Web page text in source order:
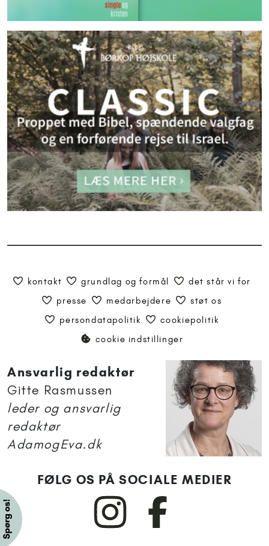
kontakt grundlag og formål
det står vi for
presse
medarbejdere
støt os
persondatapolitik
cookiepolitik
cookie indstillinger
Ansvarlig redaktør
Gitte Rasmussen
leder og ansvarlig
redaktør
AdamogEva.dk
FØLG OS PÅ SOCIALE MEDIER